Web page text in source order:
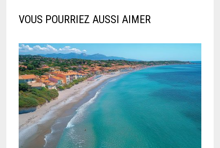
VOUS POURRIEZ AUSSI AIMER